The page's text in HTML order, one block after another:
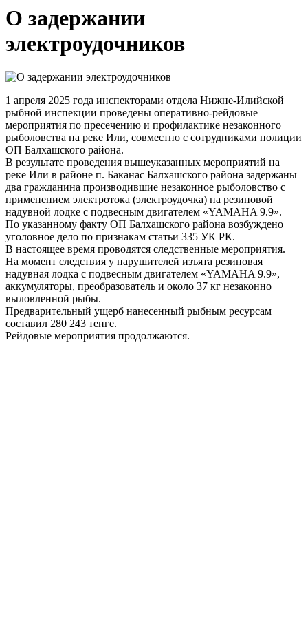
О задержании
электроудочников
1 апреля 2025 года инспекторами отдела Нижне-Илийской
рыбной инспекции проведены оперативно-рейдовые
мероприятия по пресечению и профилактике незаконного
рыболовства на реке Или, совместно с сотрудниками полиции
ОП Балхашского района.
В результате проведения вышеуказанных мероприятий на
реке Или в районе п. Баканас Балхашского района задержаны
два гражданина производившие незаконное рыболовство с
применением электротока (электроудочка) на резиновой
надувной лодке с подвесным двигателем «YAMAHA 9.9».
По указанному факту ОП Балхашского района возбуждено
уголовное дело по признакам статьи 335 УК РК.
В настоящее время проводятся следственные мероприятия.
На момент следствия у нарушителей изъята резиновая
надувная лодка с подвесным двигателем «YAMAHA 9.9»,
аккумуляторы, преобразователь и около 37 кг незаконно
выловленной рыбы.
Предварительный ущерб нанесенный рыбным ресурсам
составил 280 243 тенге.
Рейдовые мероприятия продолжаются.